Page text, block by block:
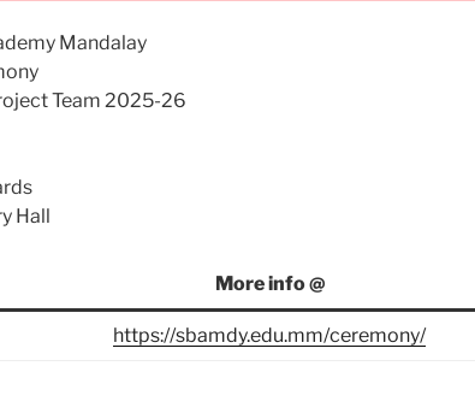
Mandalay
Team 2025-26
Hall
More info @
https://sbamdy.edu.mm/ceremony/